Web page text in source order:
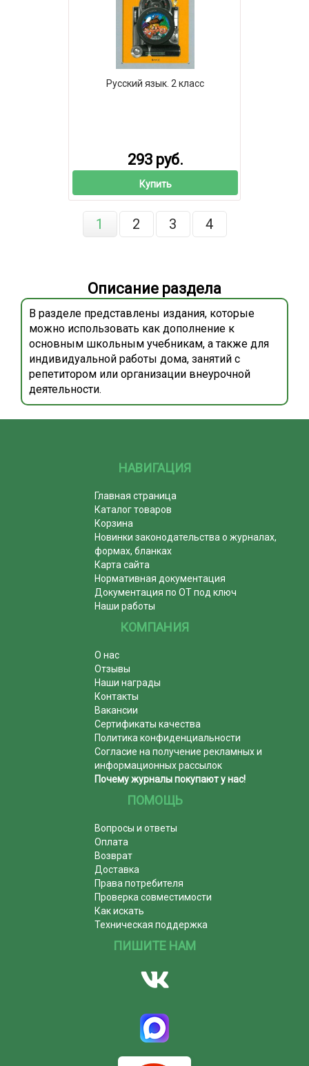
Русский язык. 2 класс
293 руб.
Купить
1 2 3 4
Описание раздела
В разделе представлены издания, которые
можно использовать как дополнение к
основным школьным учебникам, а также для
индивидуальной работы дома, занятий с
репетитором или организации внеурочной
деятельности.
НАВИГАЦИЯ
Главная страница
Каталог товаров
Корзина
Новинки законодательства о журналах,
формах, бланках
Карта сайта
Нормативная документация
Документация по ОТ под ключ
Наши работы
КОМПАНИЯ
О нас
Отзывы
Наши награды
Контакты
Вакансии
Сертификаты качества
Политика конфиденциальности
Согласие на получение рекламных и
информационных рассылок
Почему журналы покупают у нас!
ПОМОЩЬ
Вопросы и ответы
Оплата
Возврат
Доставка
Права потребителя
Проверка совместимости
Как искать
Техническая поддержка
ПИШИТЕ НАМ